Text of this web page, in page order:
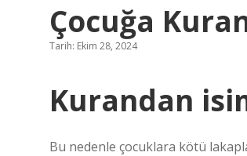
Çocuğa
Tarih: Ekim 28, 2024
Kurandan
Bu nedenle çocuklara kötü